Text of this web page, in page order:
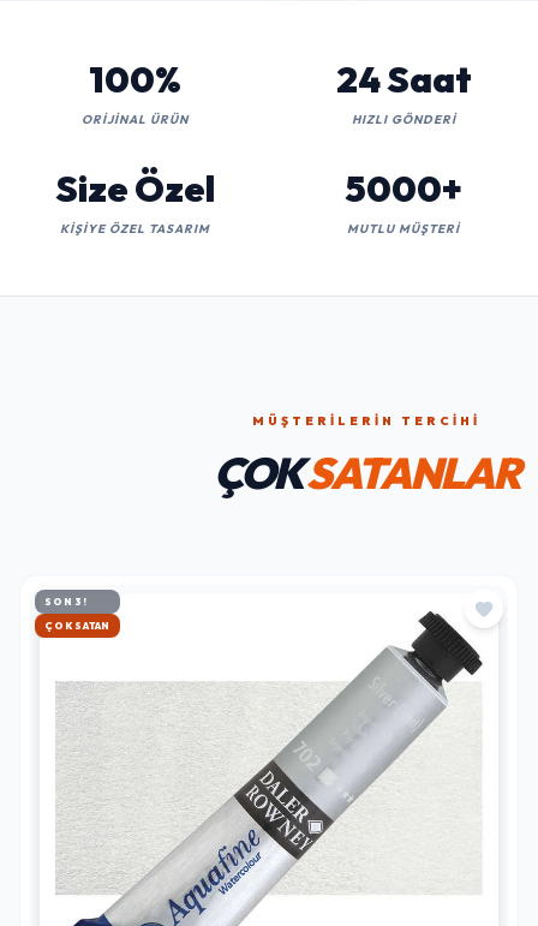
100%
ORIJINAL ÜRÜN
24 Saat
HIZLI GÖNDERI
Size Özel
KIŞIYE ÖZEL TASARIM
5000+
MUTLU MÜŞTERI
MÜŞTERILERIN TERCIHI
ÇOKSATANLAR
SON 3!
HIZLI KARGO